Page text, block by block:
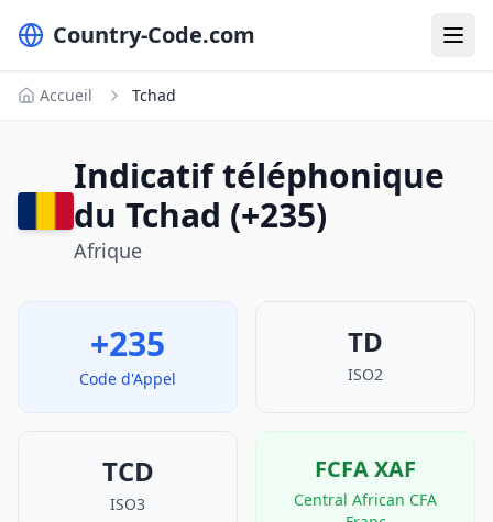
Country-Code.com
Accueil Tchad
Indicatif téléphonique
du Tchad (+235)
Afrique
+235
Code d'Appel
TD
ISO2
TCD
ISO3
FCFAXAF
Central African CFA